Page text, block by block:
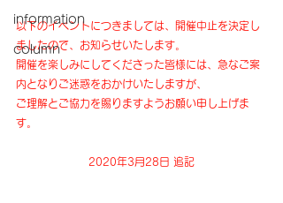
information
column
以下のイベントにつきましては、開催中止を決定し
ましたので、お知らせいたします。
開催を楽しみにしてくださった皆様には、急なご案
内となりご迷惑をおかけいたしますが、
ご理解とご協力を賜りますようお願い申し上げま
す。
2020年3月28日 追記